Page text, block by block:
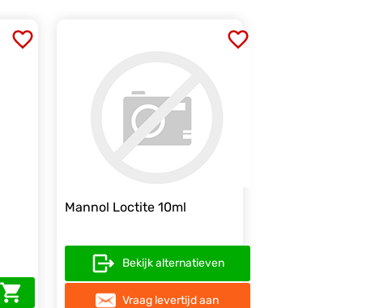
Mannol Loctite 10ml
Bekijk alternatieven
Vraag levertijd aan